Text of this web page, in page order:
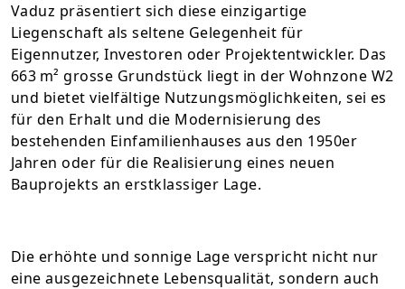
Vaduz präsentiert sich diese einzigartige
Liegenschaft als seltene Gelegenheit für
Eigennutzer, Investoren oder Projektentwickler. Das
663 m² grosse Grundstück liegt in der Wohnzone W2
und bietet vielfältige Nutzungsmöglichkeiten, sei es
für den Erhalt und die Modernisierung des
bestehenden Einfamilienhauses aus den 1950er
Jahren oder für die Realisierung eines neuen
Bauprojekts an erstklassiger Lage.
Die erhöhte und sonnige Lage verspricht nicht nur
eine ausgezeichnete Lebensqualität, sondern auch